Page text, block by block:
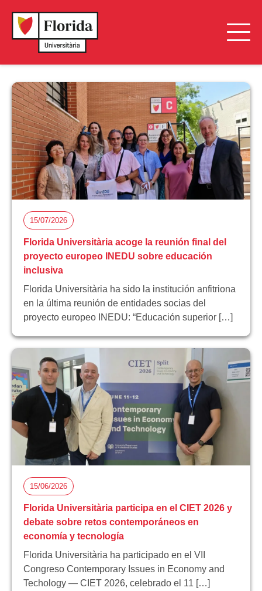
15/07/2026
Florida Universitària acoge la reunión final del
proyecto europeo INEDU sobre educación
inclusiva
Florida Universitària ha sido la institución anfitriona
en la última reunión de entidades socias del
proyecto europeo INEDU: “Educación superior […]
15/06/2026
Florida Universitària participa en el CIET 2026 y
debate sobre retos contemporáneos en
economía y tecnología
Florida Universitària ha participado en el VII
Congreso Contemporary Issues in Economy and
Techology — CIET 2026, celebrado el 11 […]